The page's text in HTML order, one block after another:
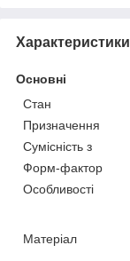
Характеристики
Основні
Стан
Призначення
Сумісність з
Форм-фактор
Особливості
Матеріал